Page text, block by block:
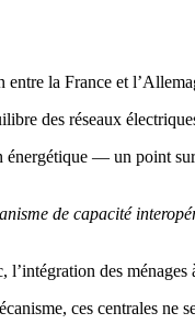
entre la France et
des réseaux
— un point
de capacité
l’intégration des
ces centrales ne